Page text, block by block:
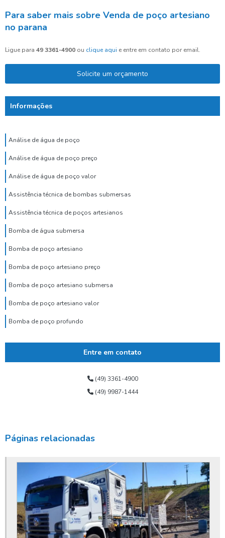
Para saber mais sobre Venda de poço artesiano
no parana
Ligue para 49 3361-4900 ou clique aqui e entre em contato por email.
Solicite um orçamento
Informações
Análise de água de poço
Análise de água de poço preço
Análise de água de poço valor
Assistência técnica de bombas submersas
Assistência técnica de poços artesianos
Bomba de água submersa
Bomba de poço artesiano
Bomba de poço artesiano preço
Bomba de poço artesiano submersa
Bomba de poço artesiano valor
Bomba de poço profundo
Bomba submersa alta vazão
Bomba submersa para poço artesiano
Bomba submersa para poço profundo
Bomba submersa valor
Bomba submersível para poço
Entre em contato
(49) 3361-4900
(49) 9987-1444
Páginas relacionadas